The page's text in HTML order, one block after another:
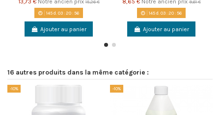
13,73 € Notre ancien prix15,26 €
145d. 03:20:55
Ajouter au panier
8,65 € Notre ancien prix9,61 €
145d. 03:20:55
Ajouter au panier
16 autres produits dans la même catégorie :
-10% -10%